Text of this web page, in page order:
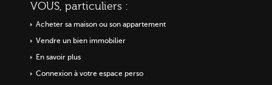
VOUS, particuliers :
Acheter sa maison ou son appartement
Vendre un bien immobilier
En savoir plus
Connexion à votre espace perso